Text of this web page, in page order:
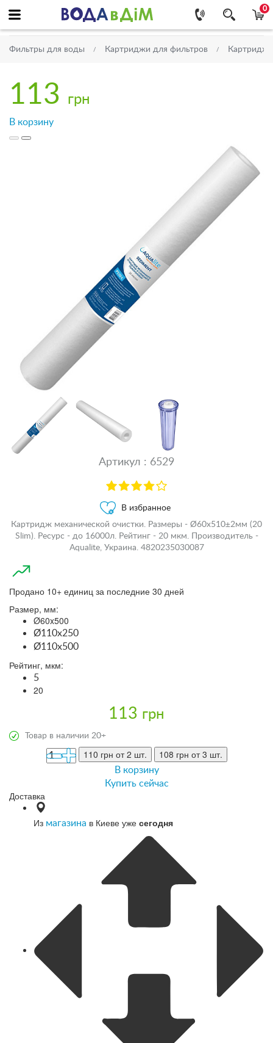
0
Фильтры для воды Картриджи для фильтров
113 грн
В корзину
Артикул : 6529
В избранное
Картридж механической очистки. Размеры - Ø60x510±2мм (20
Slim). Ресурс - до 16000л. Рейтинг - 20 мкм. Производитель -
Aqualite, Украина. 4820235030087
Продано 10+ единиц за последние 30 дней
Размер, мм:
Ø60x500
Ø110x250
Ø110x500
Рейтинг, мкм:
5
20
113 грн
Товар в наличии 20+
110 грн от 2 шт. 108 грн от 3 шт.
В корзину
Купить сейчас
Доставка
Из магазина в Киеве уже сегодня